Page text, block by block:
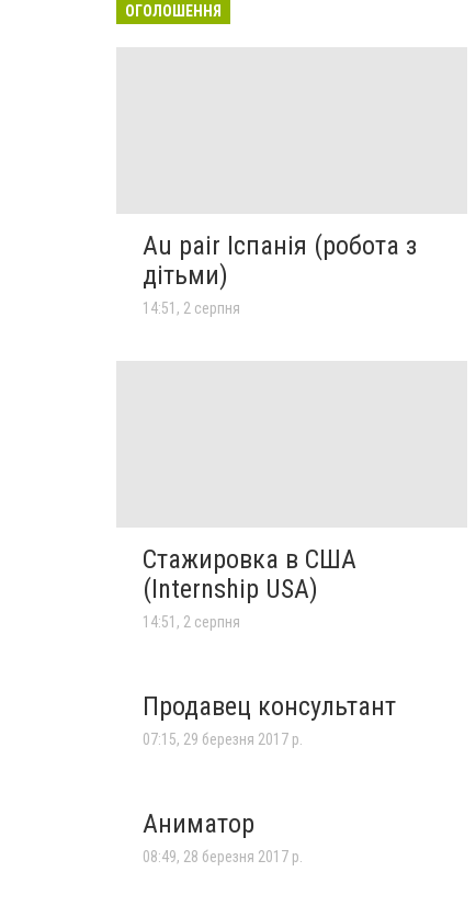
ОГОЛОШЕННЯ
Au pair Іспанія (робота з
дітьми)
14:51, 2 серпня
Стажировка в США
(Internship USA)
14:51, 2 серпня
Продавец консультант
07:15, 29 березня 2017 р.
Аниматор
08:49, 28 березня 2017 р.